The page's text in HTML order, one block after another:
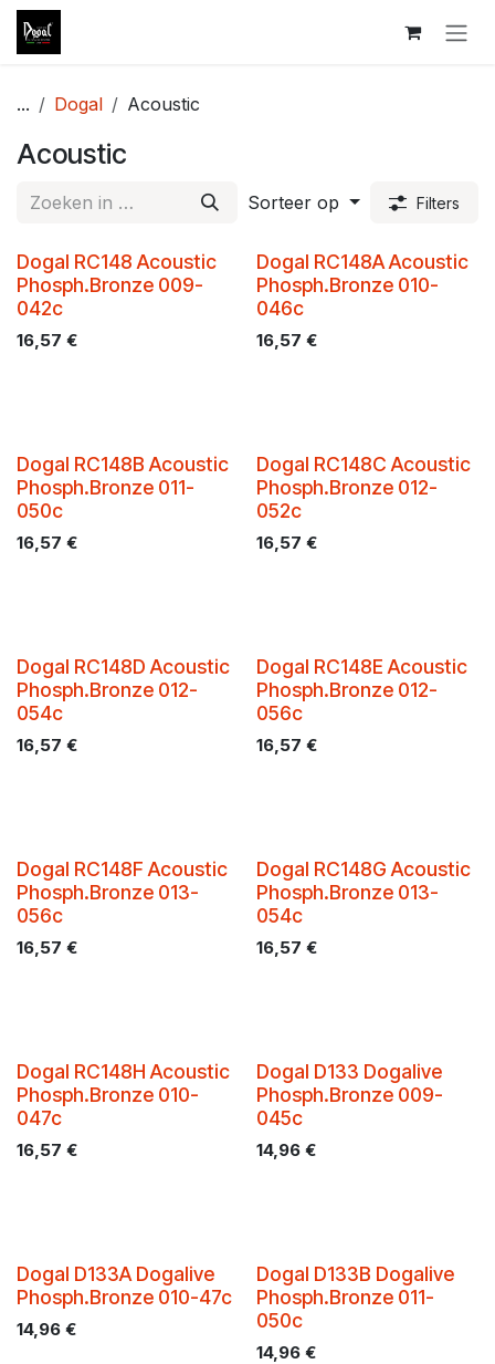
Overslaan naar inhoud
... Dogal Acoustic
Acoustic
Sorteer op Filters
Dogal RC148 Acoustic
Phosph.Bronze 009-
042c
16,57 €
Dogal RC148A Acoustic
Phosph.Bronze 010-
046c
16,57 €
Dogal RC148B Acoustic
Phosph.Bronze 011-
050c
16,57 €
Dogal RC148C Acoustic
Phosph.Bronze 012-
052c
16,57 €
Dogal RC148D Acoustic
Phosph.Bronze 012-
054c
16,57 €
Dogal RC148E Acoustic
Phosph.Bronze 012-
056c
16,57 €
Dogal RC148F Acoustic
Phosph.Bronze 013-
056c
16,57 €
Dogal RC148G Acoustic
Phosph.Bronze 013-
054c
16,57 €
Dogal RC148H Acoustic
Phosph.Bronze 010-
047c
16,57 €
Dogal D133 Dogalive
Phosph.Bronze 009-
045c
14,96€
Dogal D133A Dogalive
Phosph.Bronze 010-47c
14,96 €
Dogal D133B Dogalive
Phosph.Bronze 011-
050c
14,96€